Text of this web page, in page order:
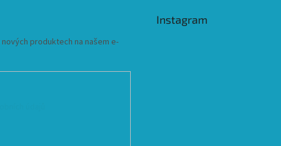
produktech na našem e-
Instagram